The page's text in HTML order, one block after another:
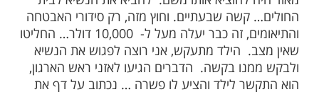
הילדים שנמצאים במצב סופני בסכום של עד 10,000
שהולכים לדיסנילנד, יש כאלו שרוצים
למפלי הניאגרה, ויש שרוצים לטייל בספארי